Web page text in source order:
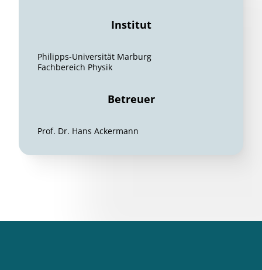
Institut
Philipps-Universität Marburg
Fachbereich Physik
Betreuer
Prof. Dr. Hans Ackermann